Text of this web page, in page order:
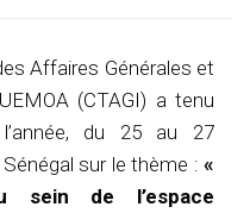
Affaires Générales et
(CTAGI) a tenu
du 25 au 27
sur le thème : «
sein de l’espace